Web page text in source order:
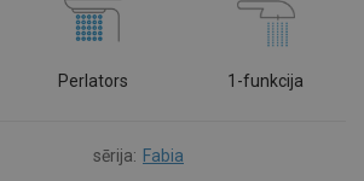
Perlators 1-funkcija
sērija: Fabia